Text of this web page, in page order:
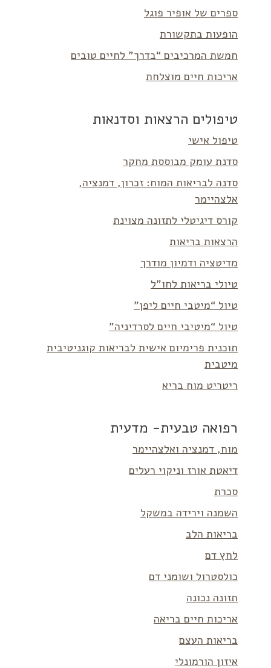
ספרים של אופיר פוגל
הופעות בתקשורת
חמשת המרכיבים “בדרך” לחיים טובים
אריכות חיים מוצלחת
טיפולים הרצאות וסדנאות
טיפול אישי
סדנת עומק מבוססת מחקר
סדנה לבריאות המוח: זכרון, דמנציה,
אלצהיימר
קורס דיגיטלי לתזונה מצוינת
הרצאות בריאות
מדיטציה ודמיון מודרך
טיולי בריאות לחו”ל
טיול “מיטבי חיים ליפן”
טיול “מיטיבי חיים לסרדיניה”
תוכנית פרימיום אישית לבריאות קוגניטיבית
מיטבית
ריטריט מוח בריא
רפואה טבעית- מדעית
מוח, דמנציה ואלצהיימר
דיאטת אורז וניקוי רעלים
סכרת
השמנה וירידה במשקל
בריאות הלב
לחץ דם
כולסטרול ושומני דם
תזונה נכונה
אריכות חיים בריאה
בריאות העצם
איזון הורמונלי